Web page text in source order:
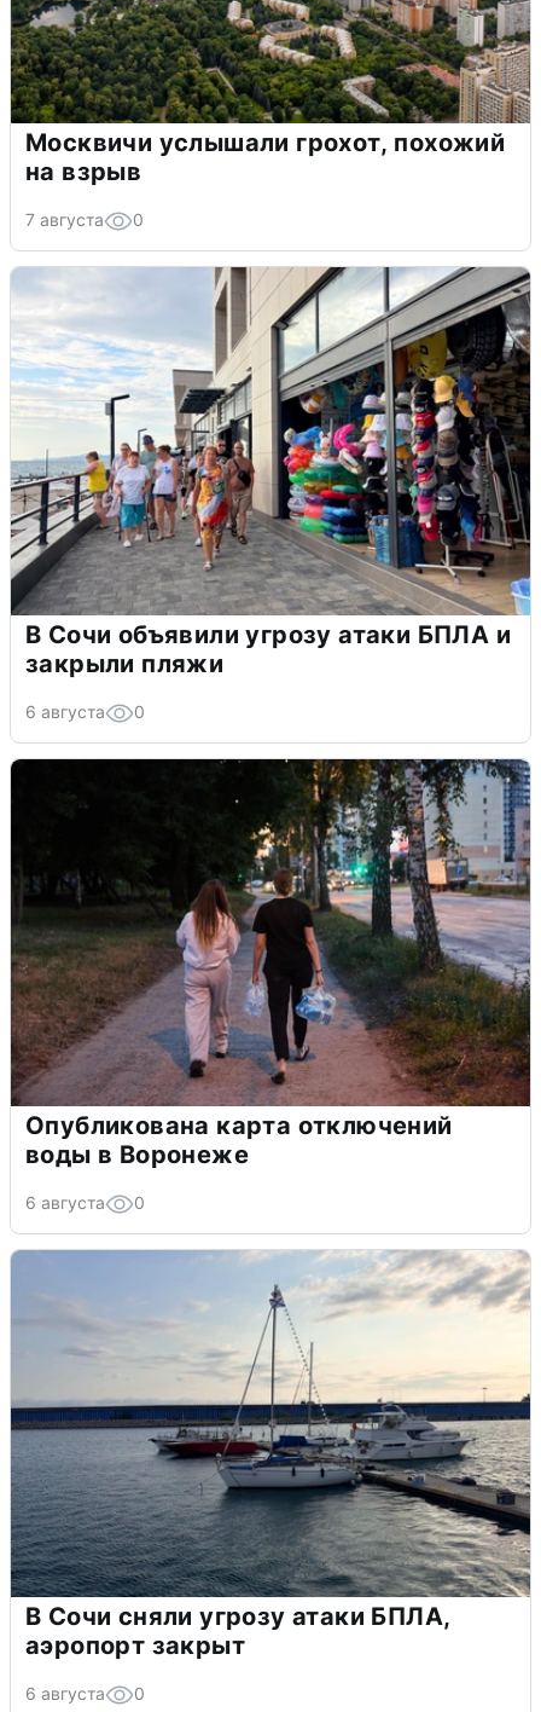
Москвичи услышали грохот, похожий
на взрыв
7 августа 0
В Сочи объявили угрозу атаки БПЛА и
закрыли пляжи
6 августа 0
Опубликована карта отключений
воды в Воронеже
6 августа 0
В Сочи сняли угрозу атаки БПЛА,
аэропорт закрыт
6 августа 0